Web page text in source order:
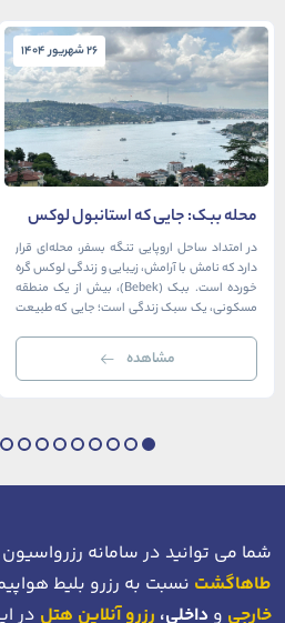
26 شهریور 1404
محله ببک: جایی که استانبول لوکس
در آغوش بسفر آرام می‌گیرد
در امتداد ساحل اروپایی تنگه بسفر، محله‌ای قرار
دارد که نامش با آرامش، زیبایی و زندگی لوکس گره
خورده است. ببک (Bebek)، بیش از یک منطقه
مسکونی، یک سبک زندگی است؛ جایی که طبیعت
رستوران‌ها و ویلاها در هم آمیخته و تصویری
بی‌نظیر از استانبول معاصر را به […]
مشاهده
شما می توانید در سامانه رزرواسیون
طاهاگشت نسبت به رزرو بلیط
خارجی و داخلی، رزرو آنلاین هتل در